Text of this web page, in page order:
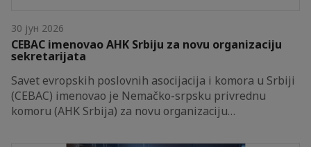
30 јун 2026
CEBAC imenovao AHK Srbiju za novu organizaciju
sekretarijata
Savet evropskih poslovnih asocijacija i komora u Srbiji
(CEBAC) imenovao je Nemačko-srpsku privrednu
komoru (AHK Srbija) za novu organizaciju…